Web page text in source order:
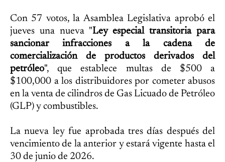
Con 57 votos, la Asamblea Legislativa aprobó el
jueves una nueva "Ley especial transitoria para
sancionar infracciones a la cadena de
comercialización de productos derivados del
petróleo", que establece multas de $500 a
$100,000 a los distribuidores por cometer abusos
en la venta de cilindros de Gas Licuado de Petróleo
(GLP) y combustibles.
La nueva ley fue aprobada tres días después del
vencimiento de la anterior y estará vigente hasta el
30 de junio de 2026.